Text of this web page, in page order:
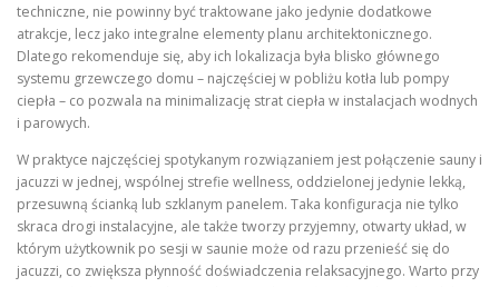
techniczne, nie powinny być traktowane jako jedynie dodatkowe
atrakcje, lecz jako integralne elementy planu architektonicznego.
Dlatego rekomenduje się, aby ich lokalizacja była blisko głównego
systemu grzewczego domu – najczęściej w pobliżu kotła lub pompy
ciepła – co pozwala na minimalizację strat ciepła w instalacjach wodnych
i parowych.
W praktyce najczęściej spotykanym rozwiązaniem jest połączenie sauny i
jacuzzi w jednej, wspólnej strefie wellness, oddzielonej jedynie lekką,
przesuwną ścianką lub szklanym panelem. Taka konfiguracja nie tylko
skraca drogi instalacyjne, ale także tworzy przyjemny, otwarty układ, w
którym użytkownik po sesji w saunie może od razu przenieść się do
jacuzzi, co zwiększa płynność doświadczenia relaksacyjnego. Warto przy